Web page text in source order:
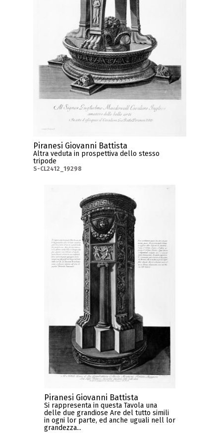
Piranesi Giovanni Battista
Altra veduta in prospettiva dello stesso
tripode
S-CL2412_19298
Piranesi Giovanni Battista
Si rappresenta in questa Tavola una
delle due grandiose Are del tutto simili
in ogni lor parte, ed anche uguali nell lor
grandezza...